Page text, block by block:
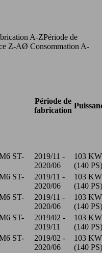
A-ZPériode de
Z-AØ Consommation A-
Période de
fabrication
ST-
2019/11 -
2020/06
103 KW
(140 PS)
ST-
2019/11 -
2020/06
103 KW
(140 PS)
ST-
2019/11 -
2020/06
103 KW
(140 PS)
ST-
2019/02 -
2019/11
103 KW
(140 PS)
ST-
2019/02 -
2020/06
103 KW
(140 PS)